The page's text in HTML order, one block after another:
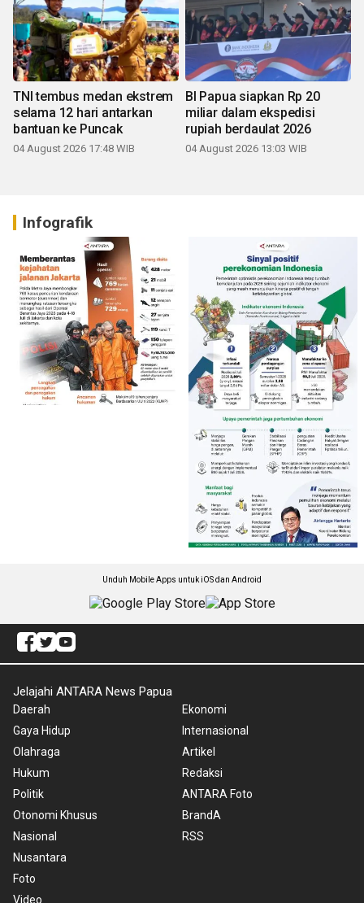
TNI tembus medan ekstrem
selama 12 hari antarkan
bantuan ke Puncak
04 August 2026 17:48 WIB
BI Papua siapkan Rp 20
miliar dalam ekspedisi
rupiah berdaulat 2026
04 August 2026 13:03 WIB
Infografik
Unduh Mobile Apps untuk iOS dan Android
Jelajahi ANTARA News Papua
Daerah
Gaya Hidup
Olahraga
Hukum
Politik
Otonomi Khusus
Nasional
Nusantara
Foto
Video
Ekonomi
Internasional
Artikel
Redaksi
ANTARA Foto
BrandA
RSS